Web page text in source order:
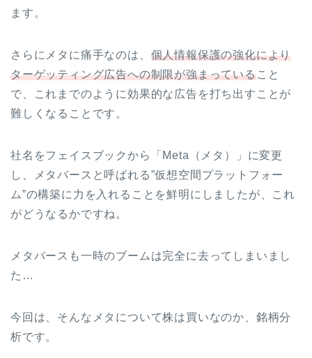
ます。
さらにメタに痛手なのは、 個人情報保護の強化により
ターゲッティング広告への制限が強まっていること
で、これまでのように効果的な広告を打ち出すことが
難しくなることです。
社名をフェイスブックから「Meta（メタ）」に変更
し、メタバースと呼ばれる”仮想空間プラットフォー
ム”の構築に力を入れることを鮮明にしましたが、これ
がどうなるかですね。
メタバースも一時のブームは完全に去ってしまいまし
た…
今回は、そんなメタについて株は買いなのか、銘柄分
析です。